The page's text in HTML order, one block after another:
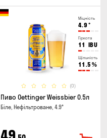
Міцність
4.9 °
Гіркота
11 IBU
Щільність
11.5 %
(0)
Пиво Oettinger Weissbier 0.5л
Біле, Нефільтроване, 4.9°